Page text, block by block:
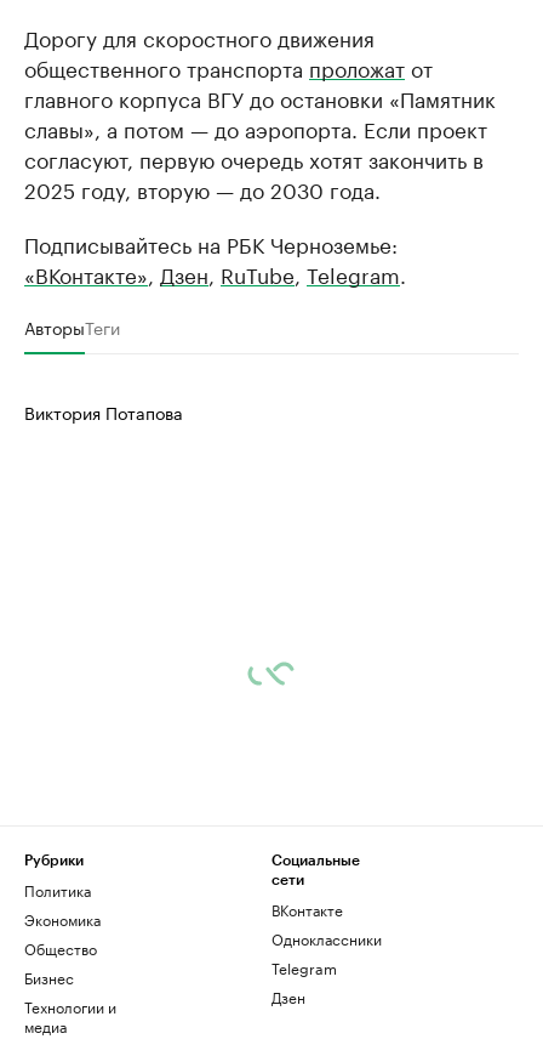
Дорогу для скоростного движения
общественного транспорта проложатот
главного корпуса ВГУ до остановки «Памятник
славы», а потом — до аэропорта. Если проект
согласуют, первую очередь хотят закончить в
2025 году, вторую — до 2030 года.
Подписывайтесь на РБК Черноземье:
«ВКонтакте», Дзен, RuTube, Telegram.
АвторыТеги
Виктория Потапова
Рубрики
Политика
Экономика
Общество
Бизнес
Технологии и
медиа
Социальные
сети
ВКонтакте
Одноклассники
Telegram
Дзен